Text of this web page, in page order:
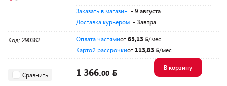
Заказать в магазин - 9 августа
Доставка курьером - Завтра
Код: 290382 Оплата частямиот65,13
/мес
Картой рассрочкиот 113,83 /мес
Сравнить 1 366.00
В корзину